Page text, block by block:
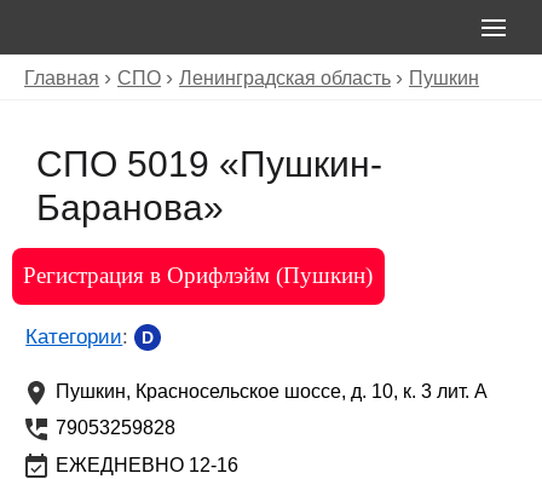
Главная СПО Ленинградская область Пушкин
СПО 5019 «Пушкин-
Баранова»
Регистрация в Орифлэйм (Пушкин)
Категории: D
Пушкин, Красносельское шоссе, д. 10, к. 3 лит. А
79053259828
ЕЖЕДНЕВНО 12-16